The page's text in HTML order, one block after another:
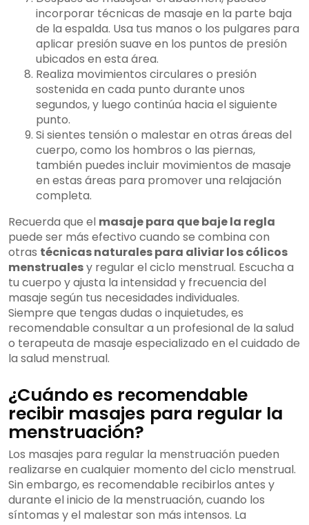
incorporar técnicas de masaje en la parte baja
de la espalda. Usa tus manos o los pulgares para
aplicar presión suave en los puntos de presión
ubicados en esta área.
Realiza movimientos circulares o presión
sostenida en cada punto durante unos
segundos, y luego continúa hacia el siguiente
punto.
Si sientes tensión o malestar en otras áreas del
cuerpo, como los hombros o las piernas,
también puedes incluir movimientos de masaje
en estas áreas para promover una relajación
completa.
Recuerda que el masaje para que baje la regla
puede ser más efectivo cuando se combina con
otras técnicas naturales para aliviar los cólicos
menstrualesy regular el ciclo menstrual. Escucha a
tu cuerpo y ajusta la intensidad y frecuencia del
masaje según tus necesidades individuales.
Siempre que tengas dudas o inquietudes, es
recomendable consultar a un profesional de la salud
o terapeuta de masaje especializado en el cuidado de
la salud menstrual.
¿Cuándo es recomendable
recibir masajes para regular la
menstruación?
Los masajes para regular la menstruación pueden
realizarse en cualquier momento del ciclo menstrual.
Sin embargo, es recomendable recibirlos antes y
durante el inicio de la menstruación, cuando los
síntomas y el malestar son más intensos. La